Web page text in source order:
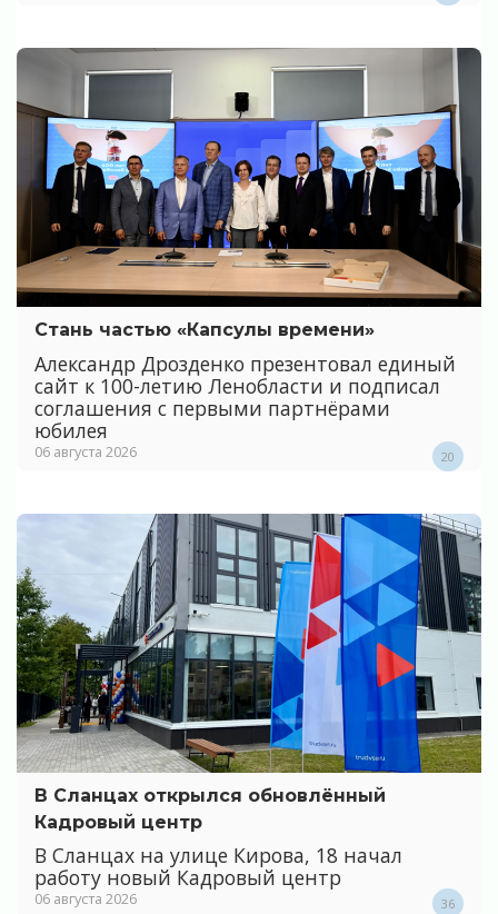
Стань частью «Капсулы времени»
Александр Дрозденко презентовал единый
сайт к 100-летию Ленобласти и подписал
соглашения с первыми партнёрами
юбилея
06 августа 2026 20
В Сланцах открылся обновлённый
Кадровый центр
В Сланцах на улице Кирова, 18 начал
работу новый Кадровый центр
06 августа 2026 36